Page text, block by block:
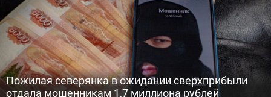
Пожилая северянка в ожидании сверхприбыли
отдала мошенникам 1,7 миллиона рублей